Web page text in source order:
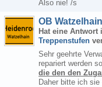
Also nie! /s
OB Watzelhain
Hat eine Antwort
Treppenstufen
Sehr geehrte
repariert werden
die den den
Daher bitte ich